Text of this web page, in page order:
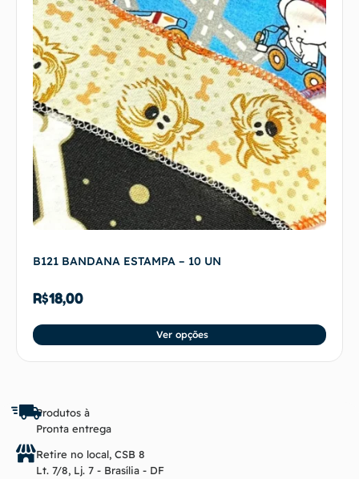
B121 BANDANA ESTAMPA – 10 UN
R$18,00
Ver opções
Produtos à
Pronta entrega
Retire no local, CSB 8
Lt. 7/8, Lj. 7 - Brasília - DF